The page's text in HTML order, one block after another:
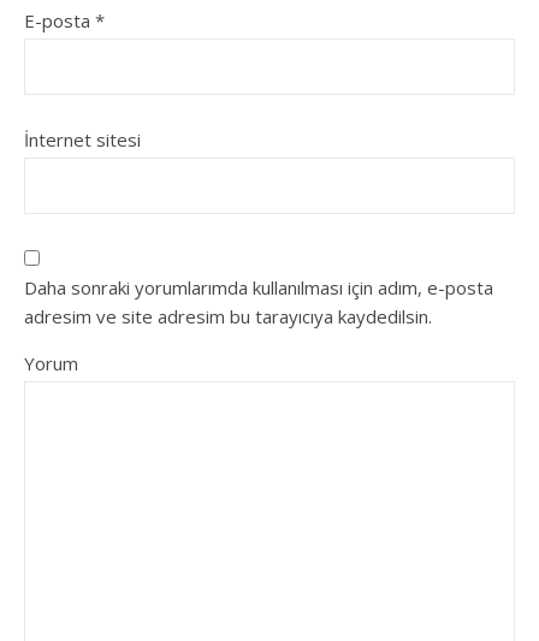
E-posta *
İnternet sitesi
Daha sonraki yorumlarımda kullanılması için adım, e-posta
adresim ve site adresim bu tarayıcıya kaydedilsin.
Yorum